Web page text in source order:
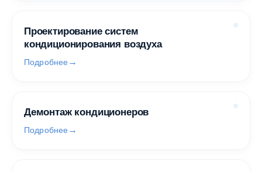
Проектирование систем
кондиционирования воздуха
Подробнее
Демонтаж кондиционеров
Подробнее